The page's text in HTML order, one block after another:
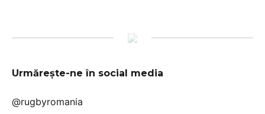
Urmărește-ne în social media
@rugbyromania